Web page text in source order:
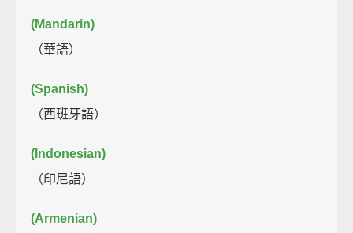
(Mandarin)
（華語）
(Spanish)
（西班牙語）
(Indonesian)
（印尼語）
(Armenian)